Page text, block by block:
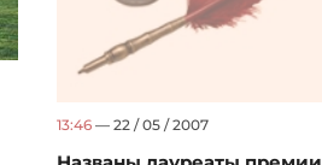
13:46 — 22 / 05 / 2007